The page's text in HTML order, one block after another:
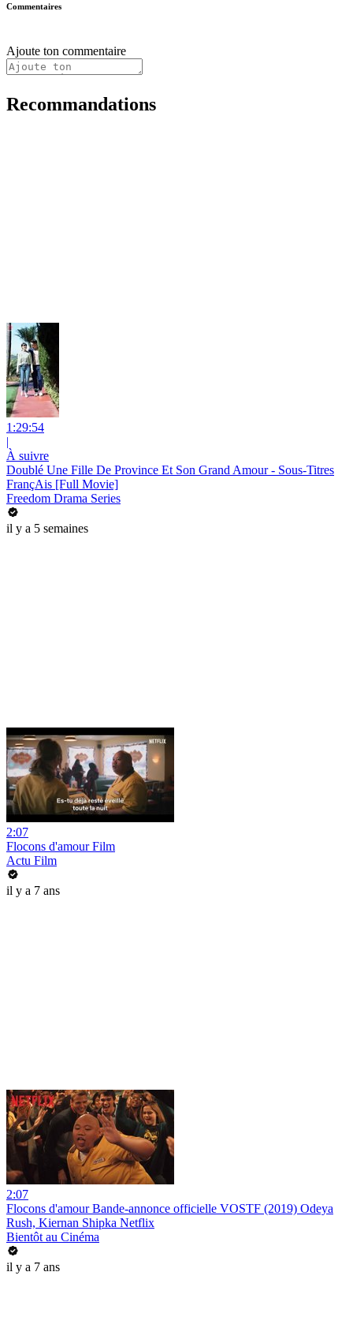
Commentaires
Ajoute ton commentaire
Recommandations
1:29:54
|
À suivre
Doublé Une Fille De Province Et Son Grand Amour - Sous-Titres
FrançAis [Full Movie]
Freedom Drama Series
il y a 5 semaines
2:07
Flocons d'amour Film
Actu Film
il y a 7 ans
2:07
Flocons d'amour Bande-annonce officielle VOSTF (2019) Odeya
Rush, Kiernan Shipka Netflix
Bientôt au Cinéma
il y a 7 ans